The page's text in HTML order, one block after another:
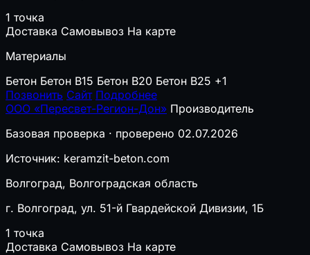
1 точка
Доставка Самовывоз На карте
Материалы
Бетон Бетон B15 Бетон B20 Бетон B25 +1
Позвонить Сайт Подробнее
ООО «Пересвет-Регион-Дон» Производитель
Базовая проверка · проверено 02.07.2026
Источник: keramzit-beton.com
Волгоград, Волгоградская область
г. Волгоград, ул. 51-й Гвардейской Дивизии, 1Б
1 точка
Доставка Самовывоз На карте